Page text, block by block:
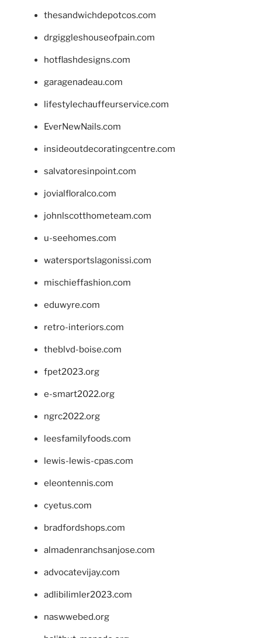
thesandwichdepotcos.com
drgiggleshouseofpain.com
hotflashdesigns.com
garagenadeau.com
lifestylechauffeurservice.com
EverNewNails.com
insideoutdecoratingcentre.com
salvatoresinpoint.com
jovialfloralco.com
johnlscotthometeam.com
u-seehomes.com
watersportslagonissi.com
mischieffashion.com
eduwyre.com
retro-interiors.com
theblvd-boise.com
fpet2023.org
e-smart2022.org
ngrc2022.org
leesfamilyfoods.com
lewis-lewis-cpas.com
eleontennis.com
cyetus.com
bradfordshops.com
almadenranchsanjose.com
advocatevijay.com
adlibilimler2023.com
naswwebed.org